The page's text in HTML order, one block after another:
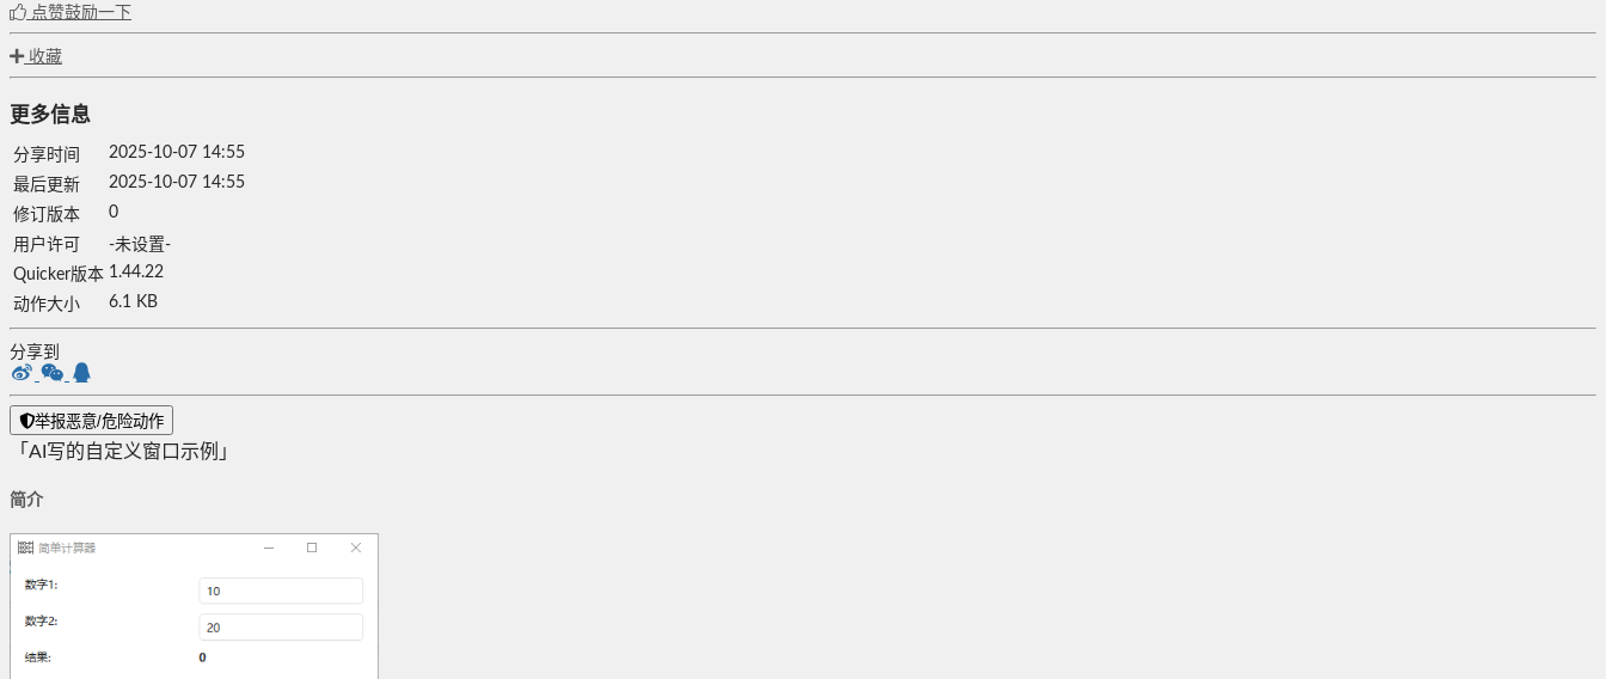
点赞鼓励一下
收藏
更多信息
分享时间
2025-10-07 14:55
最后更新
2025-10-07 14:55
修订版本
0
用户许可
-未设置-
Quicker版本 1.44.22
动作大小
6.1 KB
分享到
举报恶意/危险动作
「AI写的自定义窗口示例」
简介